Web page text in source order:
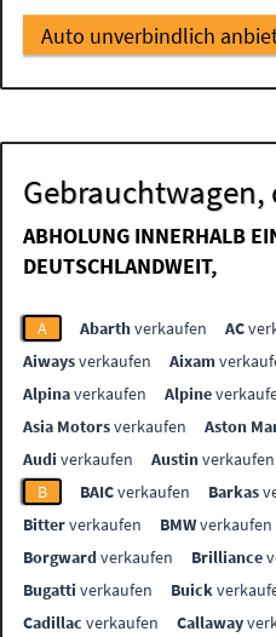
Auto unverbindlich
ABHOLUNG INNERHALB
DEUTSCHLANDWEIT,
A Abarthverkaufen AC
Aiwaysverkaufen Aixam
Alpinaverkaufen Alpine
Asia Motorsverkaufen Aston
Audi verkaufen Austinverkaufen
B
BAICverkaufen Barkas
Bitterverkaufen BMWverkaufen
Borgwardverkaufen Brilliance
Bugatti verkaufen Buick
Cadillac verkaufen Callaway